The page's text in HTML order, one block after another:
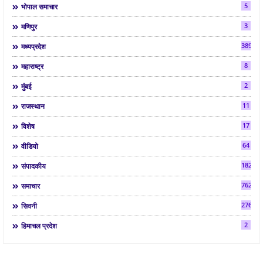
भोपाल समाचार 5
मणिपुर 3
मध्यप्रदेश 3892
महाराष्ट्र 8
मुंबई 2
राजस्थान 11
विशेष 17
वीडियो 64
संपादकीय 182
समाचार 7624
सिवनी 2763
हिमाचल प्रदेश 2